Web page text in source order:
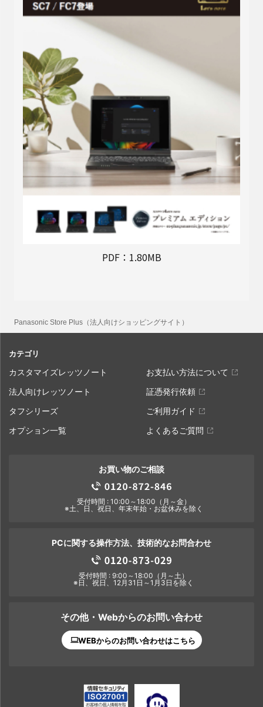
PDF：1.80MB
Panasonic Store Plus（法人向けショッピングサイト）
カテゴリ
カスタマイズレッツノート
お支払い方法について
法人向けレッツノート
証憑発行依頼
タフシリーズ
ご利用ガイド
オプション一覧
よくあるご質問
お買い物のご相談
受付時間 : 10:00～18:00（月～金）
※土、日、祝日、年末年始・お盆休みを除く
PCに関する操作方法、技術的なお問合わせ
受付時間 : 9:00～18:00（月～土）
※日、祝日、12月31日～1月3日を除く
その他・Webからのお問い合わせ
WEBからのお問い合わせはこちら